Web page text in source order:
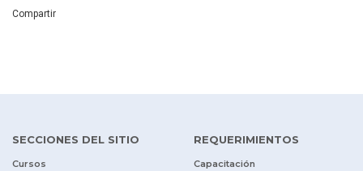
Compartir
SECCIONES DEL SITIO
Cursos
REQUERIMIENTOS
Capacitación